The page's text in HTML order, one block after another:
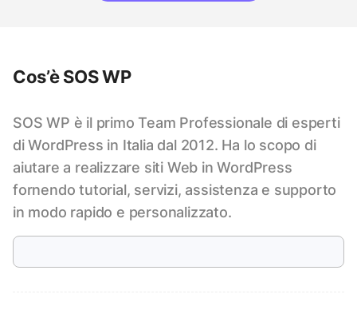
Cos’è SOS WP
SOS WP è il primo Team Professionale di esperti
di WordPress in Italia dal 2012. Ha lo scopo di
aiutare a realizzare siti Web in WordPress
fornendo tutorial, servizi, assistenza e supporto
in modo rapido e personalizzato.